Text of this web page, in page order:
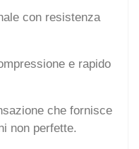
con resistenza
e rapido
che fornisce
non perfette.